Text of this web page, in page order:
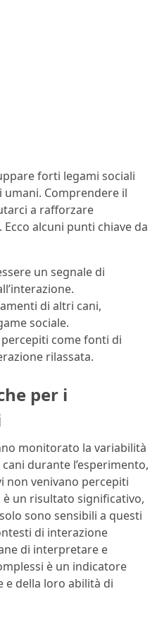
forti legami sociali
Comprendere il
a rafforzare
alcuni punti chiave da
un segnale di
di altri cani,
sociale.
come fonti di
rilassata.
per i
monitorato la variabilità
durante l’esperimento,
non venivano percepiti
un risultato significativo,
sono sensibili a questi
di interazione
di interpretare e
è un indicatore
e della loro abilità di